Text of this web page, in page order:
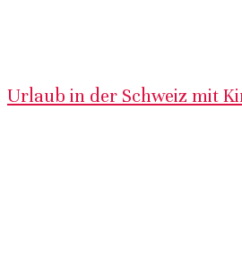
Urlaub in der Schweiz mit